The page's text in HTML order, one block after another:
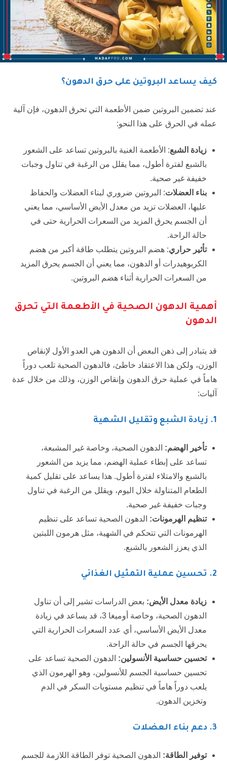
كيف يساعد البروتين على حرق الدهون؟
عند تضمين البروتين ضمن الأطعمة التي تحرق الدهون، فإن آلية
عمله في الحرق على هذا النحو:
زيادة الشبع: الأطعمة الغنية بالبروتين تساعد على الشعور
بالشبع لفترة أطول، مما يقلل من الرغبة في تناول وجبات
خفيفة غير صحية.
بناء العضلات: البروتين ضروري لبناء العضلات والحفاظ
عليها، العضلات تزيد من معدل الأيض الأساسي، مما يعني
أن الجسم يحرق المزيد من السعرات الحرارية حتى في
حالة الراحة.
تأثير حراري: هضم البروتين يتطلب طاقة أكبر من هضم
الكربوهيدرات أو الدهون، مما يعني أن الجسم يحرق المزيد
من السعرات الحرارية أثناء هضم البروتين.
أهمية الدهون الصحية في الأطعمة التي تحرق
الدهون
قد يتبادر إلى ذهن البعض أن الدهون هي العدو الأول لإنقاص
الوزن، ولكن هذا الاعتقاد خاطئ، فالدهون الصحية تلعب دوراً
هاماً في عملية حرق الدهون وإنقاص الوزن، وذلك من خلال عدة
آليات:
1. زيادة الشبع وتقليل الشهية
تأخير الهضم: الدهون الصحية، وخاصة غير المشبعة،
تساعد على إبطاء عملية الهضم، مما يزيد من الشعور
بالشبع والامتلاء لفترة أطول. هذا يساعد على تقليل كمية
الطعام المتناولة خلال اليوم، ويقلل من الرغبة في تناول
وجبات خفيفة غير صحية.
تنظيم الهرمونات: الدهون الصحية تساعد على تنظيم
الهرمونات التي تتحكم في الشهية، مثل هرمون اللبتين
الذي يعزز الشعور بالشبع.
2. تحسين عملية التمثيل الغذائي
زيادة معدل الأيض: بعض الدراسات تشير إلى أن تناول
الدهون الصحية، وخاصة أوميغا 3، قد يساعد في زيادة
معدل الأيض الأساسي، أي عدد السعرات الحرارية التي
يحرقها الجسم في حالة الراحة.
تحسين حساسية الأنسولين: الدهون الصحية تساعد على
تحسين حساسية الجسم للأنسولين، وهو الهرمون الذي
يلعب دوراً هاماً في تنظيم مستويات السكر في الدم
وتخزين الدهون.
3. دعم بناء العضلات
توفير الطاقة: الدهون الصحية توفر الطاقة اللازمة للجسم